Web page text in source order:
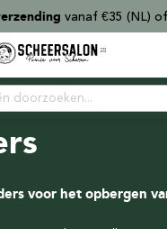
15:00besteld,direct
voor het opbergen